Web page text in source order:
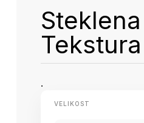
.
VELIKOST